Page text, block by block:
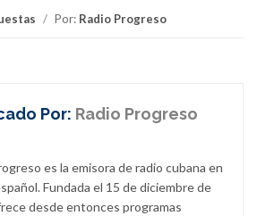
/ Por: Radio Progreso
Por: Radio Progreso
es la emisora de radio cubana en
Fundada el 15 de diciembre de
desde entonces programas